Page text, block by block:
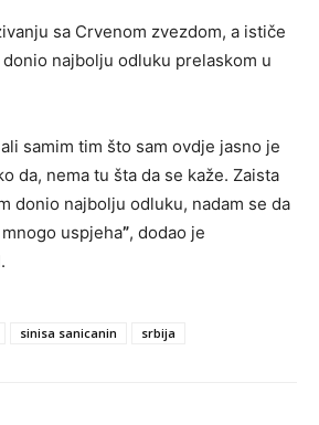
sa Crvenom zvezdom, a ističe
najbolju odluku prelaskom u
samim tim što sam ovdje jasno je
da, nema tu šta da se kaže. Zaista
donio najbolju odluku, nadam se da
uspjeha”, dodao je
sinisa sanicanin srbija